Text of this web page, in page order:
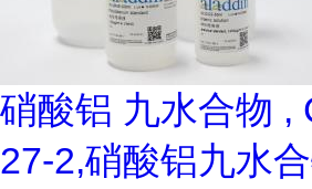
硝酸铝 九水合物 ,
27-2,硝酸铝九水